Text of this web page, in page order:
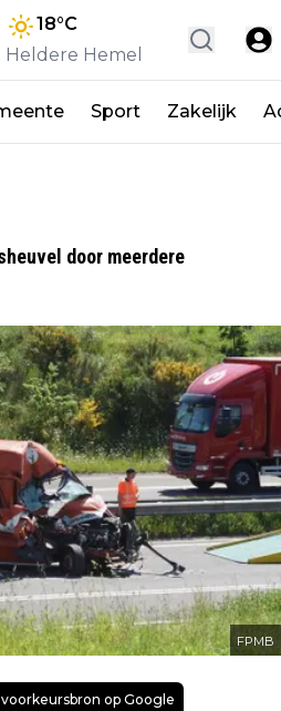
18°C
Heldere Hemel
Sport Zakelijk
door meerdere
FPMB
op Google